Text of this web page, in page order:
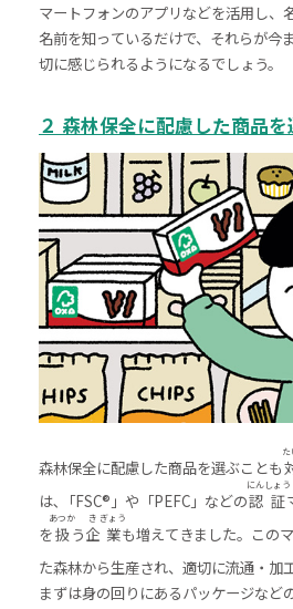
マートフォンのアプリなどを活用し、
名前を知っているだけで、それらが今
切に感じられるようになるでしょう。
２ 森林保全に配慮した商品を
森林保全に配慮した商品を選ぶことも
た
は､「FSC® 」や「PEFC 」などの認
にん
証
しょう
を扱
あつか
う企
き
業
ぎょう
も増えてきました。このマ
た森林から生産され、適切に流通・加
まずは身の回りにあるパッケージなど